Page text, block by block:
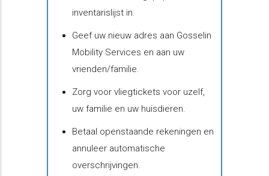
inventarislijst in.
Geef uw nieuw adres aan Gosselin
Mobility Services en aan uw
vrienden/familie.
Zorg voor vliegtickets voor uzelf,
uw familie en uw huisdieren.
Betaal openstaande rekeningen en
annuleer automatische
overschrijvingen.